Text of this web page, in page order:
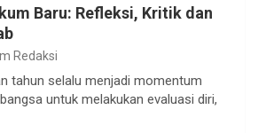
Baru: Refleksi, Kritik dan
Redaksi
tahun selalu menjadi momentum
untuk melakukan evaluasi diri,